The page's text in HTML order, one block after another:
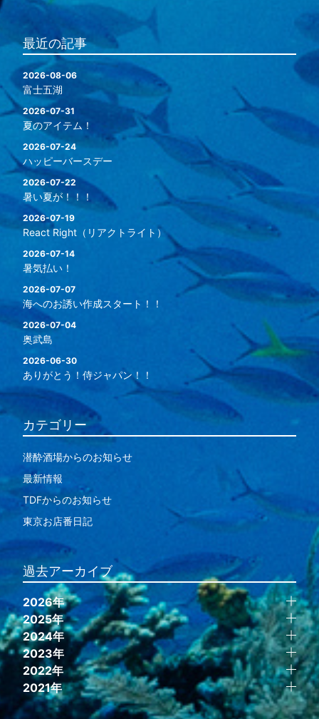
最近の記事
2026-08-06
富士五湖
2026-07-31
夏のアイテム！
2026-07-24
ハッピーバースデー
2026-07-22
暑い夏が！！！
2026-07-19
React Right（リアクトライト）
2026-07-14
暑気払い！
2026-07-07
海へのお誘い作成スタート！！
2026-07-04
奥武島
2026-06-30
ありがとう！侍ジャパン！！
カテゴリー
潜酔酒場からのお知らせ
最新情報
TDFからのお知らせ
東京お店番日記
過去アーカイブ
2026年
2025年
2024年
2023年
2022年
2021年